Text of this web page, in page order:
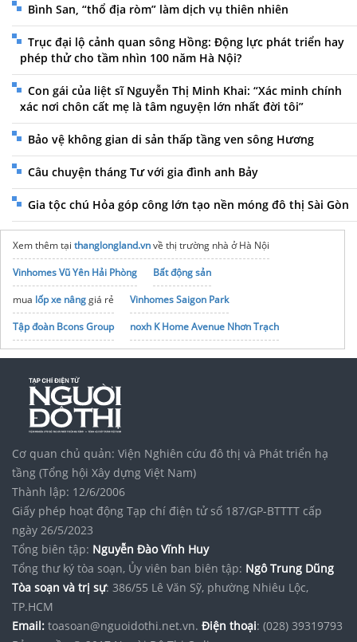
Bình San, “thổ địa ròm” làm dịch vụ thiên nhiên
Trục đại lộ cảnh quan sông Hồng: Động lực phát triển hay
phép thử cho tầm nhìn 100 năm Hà Nội?
Con gái của liệt sĩ Nguyễn Thị Minh Khai: “Xác minh chính
xác nơi chôn cất mẹ là tâm nguyện lớn nhất đời tôi”
Bảo vệ không gian di sản thấp tầng ven sông Hương
Câu chuyện tháng Tư với gia đình anh Bảy
Gia tộc chú Hỏa góp công lớn tạo nền móng đô thị Sài Gòn
Xem thêm tại thanglongland.vnvề thị trường nhà ở Hà Nội
Vinhomes Vũ Yên Hải Phòng
Bất động sản
mua lốp xe nânggiá rẻ
Vinhomes Saigon Park
Tập đoàn Bcons Group
noxh K Home Avenue Nhơn Trạch
Cơ quan chủ quản: Viện Nghiên cứu đô thị và Phát triển hạ
tầng (Tổng hội Xây dựng Việt Nam)
Thành lập: 12/6/2006
Giấy phép hoạt động Tạp chí điện tử số 187/GP-BTTTT cấp
ngày 26/5/2023
Tổng biên tập: Nguyễn Đào Vĩnh Huy
Tổng thư ký tòa soạn, Ủy viên ban biên tập: Ngô Trung Dũng
Tòa soạn và trị sự: 386/55 Lê Văn Sỹ, phường Nhiêu Lộc,
TP.HCM
Email: toasoan@nguoidothi.net.vn. Điện thoại: (028) 39319793